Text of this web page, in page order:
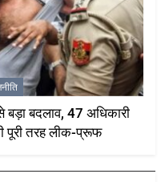
बदलाव, 47 अधिकारी
पूरी तरह लीक-प्रूफ